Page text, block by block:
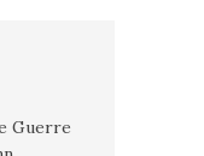
Guerre